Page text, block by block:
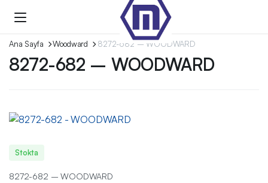
Ana Sayfa Woodward 8272-682 – WOODWARD
8272-682 – WOODWARD
Stokta
8272-682 – WOODWARD